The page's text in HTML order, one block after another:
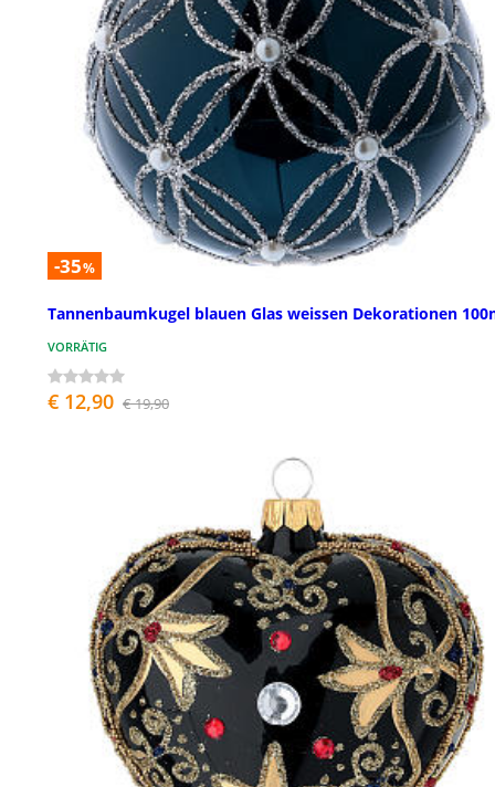
-35%
Tannenbaumkugel blauen Glas weissen Dekorationen
VORRÄTIG
€ 12,90 € 19,90